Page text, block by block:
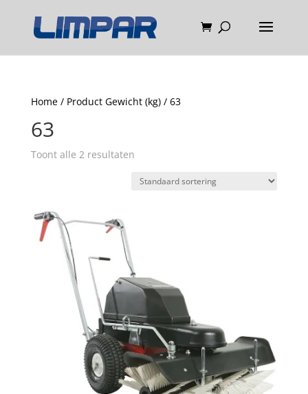
Home/ Product Gewicht (kg) / 63
63
Toont alle 2 resultaten